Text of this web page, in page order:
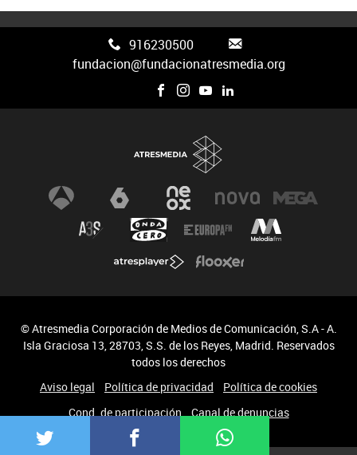
916230500
fundacion@fundacionatresmedia.org
© Atresmedia Corporación de Medios de Comunicación, S.A - A.
Isla Graciosa 13, 28703, S.S. de los Reyes, Madrid. Reservados
todos los derechos
Aviso legal
Política de privacidad
Política de cookies
Cond. de participación
Canal de denuncias